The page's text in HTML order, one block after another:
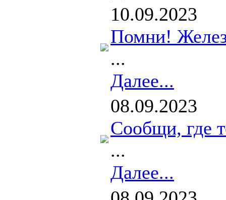
10.09.2023
Помни!
...
Далее...
08.09.2023
Сообщи, где
...
Далее...